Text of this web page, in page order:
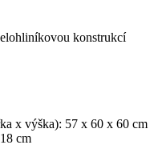
konstrukcí
x výška): 57 x 60 x 60 cm
cm